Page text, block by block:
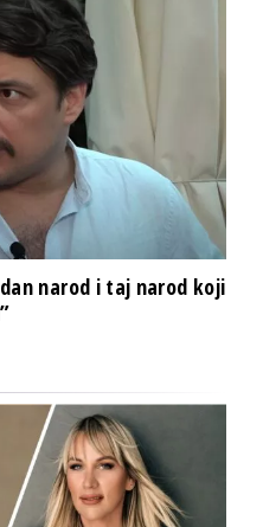
narod i taj narod koji